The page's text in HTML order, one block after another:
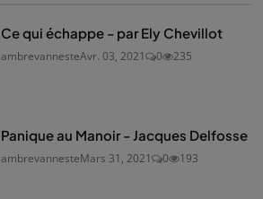
Ce qui échappe - par Ely Chevillot
ambrevannesteAvr. 03, 2021 0 235
Panique au Manoir - Jacques Delfosse
ambrevannesteMars 31, 2021 0 193